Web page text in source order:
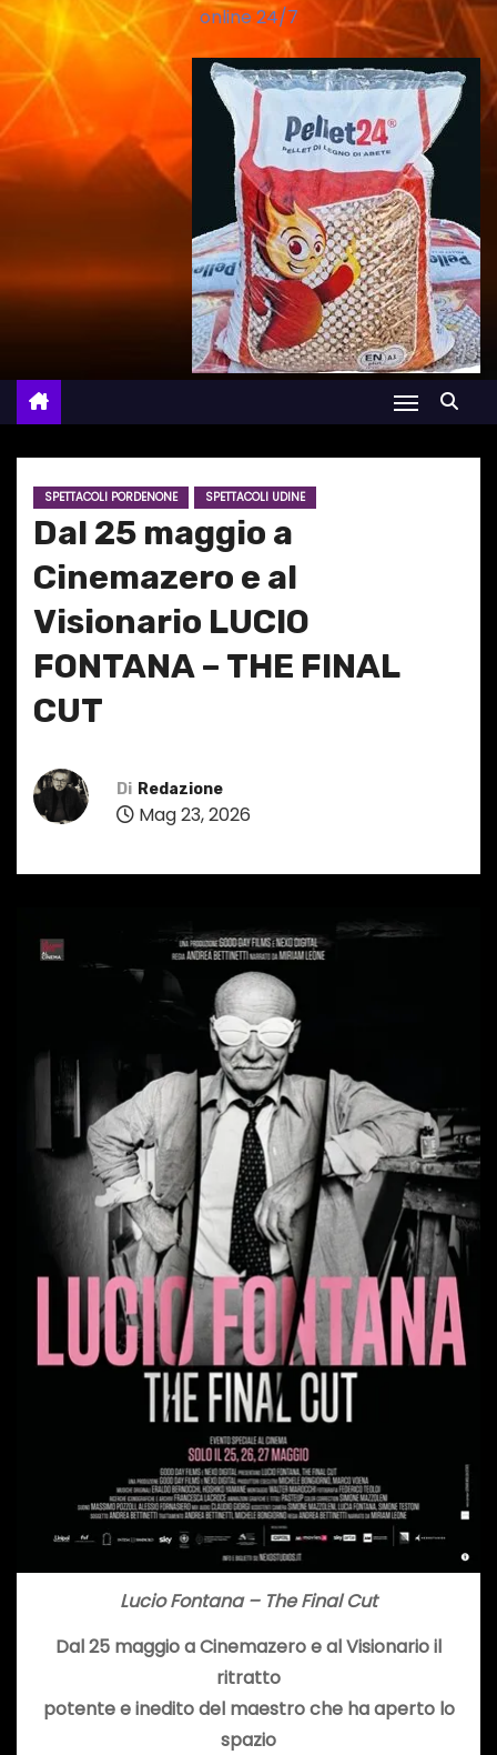
online 24/7
SPETTACOLI PORDENONE SPETTACOLI UDINE
Dal 25 maggio a
Cinemazero e al
Visionario LUCIO
FONTANA – THE FINAL
CUT
Di Redazione
Mag 23, 2026
Lucio Fontana – The Final Cut
Dal 25 maggio a Cinemazero e al Visionario il
ritratto
potente e inedito del maestro che ha aperto lo
spazio